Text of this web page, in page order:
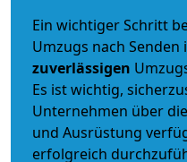
Ein wichtiger Schritt
Umzugs nach Senden
zuverlässigen
Es ist wichtig,
Unternehmen über
und Ausrüstung
erfolgreich